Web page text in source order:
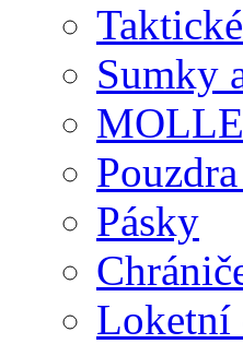
Sumky
Pásky
Loketní